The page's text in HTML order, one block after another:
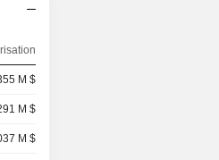
M $
M $
M $